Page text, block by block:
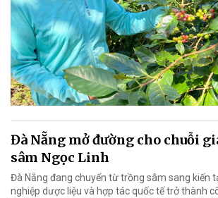
Đà Nẵng mở đường cho chuỗi
sâm Ngọc Linh
Đà Nẵng đang chuyển từ trồng sâm sang kiến
nghiệp dược liệu và hợp tác quốc tế trở thành